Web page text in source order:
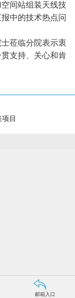
间站组装天线技
中的技术热点问
莅临分院表示衷
支持、关心和肯
目
邮箱入口